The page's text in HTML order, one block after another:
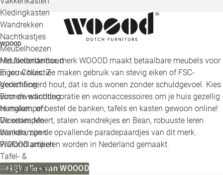
Kledingkasten
Wandrekken
Nachtkastjes
Meubelhoezen
Meubelonderhoud
Eigen Collectie
Verlichting
Binnenverlichting
Hanglampen
Vloerlampen
Wandlampen
Plafondlampen
Tafel- &
Bureaulampen
WOOOD
Het Nederlandse merk WOOOD maakt betaalbare meubels voor
in jouw huis. Ze maken gebruik van stevig eiken of FSC-
gecertificeerd hout, dat is dus wonen zonder schuldgevoel. Kies
voor de wanddecoratie en woonaccessoires om je huis gezellig
te maken, of bestel de banken, tafels en kasten gewoon online!
De series Meert, stalen wandrekjes en Bean, robuuste leren
banken, zijn de opvallende paradepaardjes van dit merk.
WOOOD artikelen worden in Nederland gemaakt.
Bekijk alles van WOOOD